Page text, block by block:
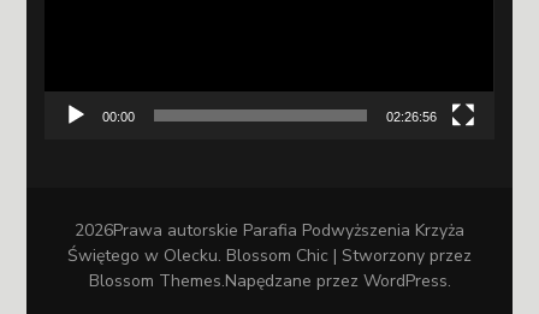
00:00 02:26:56
2026Prawa autorskie Parafia Podwyższenia Krzyża
Świętego w Olecku. Blossom Chic | Stworzony przez
Blossom Themes.Napędzane przez WordPress.